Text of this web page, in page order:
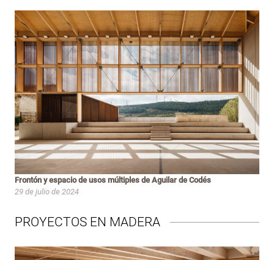
Frontón y espacio de usos múltiples de Aguilar de Codés
29 de julio de 2024
PROYECTOS EN MADERA